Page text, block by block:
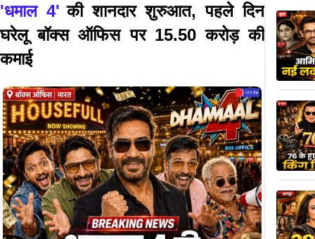
'धमाल 4' की शानदार शुरुआत, पहले दिन
घरेलू बॉक्स ऑफिस पर 15.50 करोड़ की
कमाई